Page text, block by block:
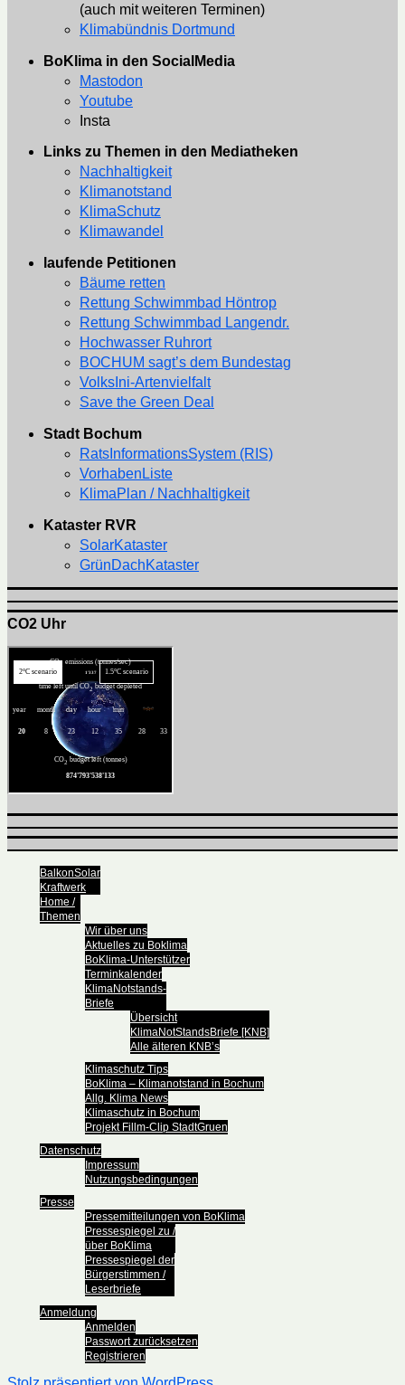
(auch mit weiteren Terminen)
Klimabündnis Dortmund
BoKlima in den SocialMedia
Mastodon
Youtube
Insta
Links zu Themen in den Mediatheken
Nachhaltigkeit
Klimanotstand
KlimaSchutz
Klimawandel
laufende Petitionen
Bäume retten
Rettung Schwimmbad Höntrop
Rettung Schwimmbad Langendr.
Hochwasser Ruhrort
BOCHUM sagt’s dem Bundestag
VolksIni-Artenvielfalt
Save the Green Deal
Stadt Bochum
RatsInformationsSystem (RIS)
VorhabenListe
KlimaPlan / Nachhaltigkeit
Kataster RVR
SolarKataster
GrünDachKataster
CO2 Uhr
BalkonSolar
Kraftwerk
Home /
Themen
Wir über uns
Aktuelles zu Boklima
BoKlima-Unterstützer
Terminkalender
KlimaNotstands-
Briefe
Übersicht
KlimaNotStandsBriefe [KNB]
Alle älteren KNB’s
Klimaschutz Tips
BoKlima – Klimanotstand in Bochum
Allg. Klima News
Klimaschutz in Bochum
Projekt Fillm-Clip StadtGruen
Datenschutz
Impressum
Nutzungsbedingungen
Presse
Pressemitteilungen von BoKlima
Pressespiegel zu /
über BoKlima
Pressespiegel der
Bürgerstimmen /
Leserbriefe
Anmeldung
Anmelden
Passwort zurücksetzen
Registrieren